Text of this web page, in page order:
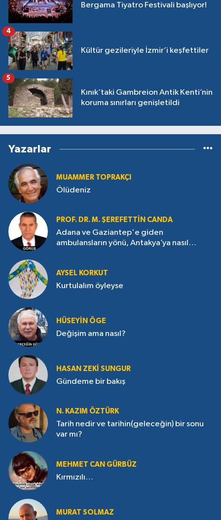
Bergama Tiyatro Festivali başlıyor!
Kültür gezileriyle İzmir’i keşfettiler
4
Kınık’taki Gambreion Antik Kenti’nin
koruma sınırları genişletildi
5
Yazarlar
MUAMMER TOPRAKÇI
Ölüdeniz
PROF. DR. M. ŞEREFETTIN CANDA
Adana ve Gaziantep'e giden
ambulansların yönü, Antakya’ya nasıl
AYSEL KORKUT
Kurtulalım öyleyse
HÜSEYIN ÖGE
Değişim ama nasıl?
HASAN ZEKI SUNGUR
Gündeme bir bakış
N. KAZIM ÖZTÜRK
Tarih nedir ve tarihin(geleceğin) bir sonu
var mı?
MEHMET CAN GÜRBÜZ
Kırmızılı…
MURAT SOLMAZ